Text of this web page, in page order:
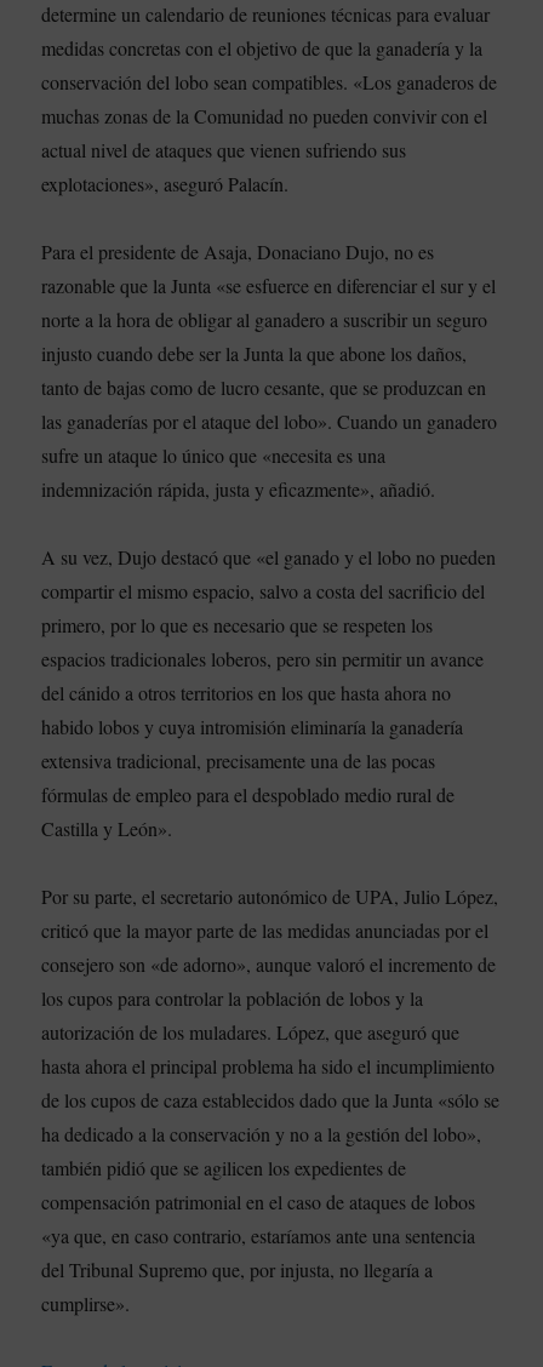
determine un calendario de reuniones técnicas para evaluar
medidas concretas con el objetivo de que la ganadería y la
conservación del lobo sean compatibles. «Los ganaderos de
muchas zonas de la Comunidad no pueden convivir con el
actual nivel de ataques que vienen sufriendo sus
explotaciones», aseguró Palacín.
Para el presidente de Asaja, Donaciano Dujo, no es
razonable que la Junta «se esfuerce en diferenciar el sur y el
norte a la hora de obligar al ganadero a suscribir un seguro
injusto cuando debe ser la Junta la que abone los daños,
tanto de bajas como de lucro cesante, que se produzcan en
las ganaderías por el ataque del lobo». Cuando un ganadero
sufre un ataque lo único que «necesita es una
indemnización rápida, justa y eficazmente», añadió.
A su vez, Dujo destacó que «el ganado y el lobo no pueden
compartir el mismo espacio, salvo a costa del sacrificio del
primero, por lo que es necesario que se respeten los
espacios tradicionales loberos, pero sin permitir un avance
del cánido a otros territorios en los que hasta ahora no
habido lobos y cuya intromisión eliminaría la ganadería
extensiva tradicional, precisamente una de las pocas
fórmulas de empleo para el despoblado medio rural de
Castilla y León».
Por su parte, el secretario autonómico de UPA, Julio López,
criticó que la mayor parte de las medidas anunciadas por el
consejero son «de adorno», aunque valoró el incremento de
los cupos para controlar la población de lobos y la
autorización de los muladares. López, que aseguró que
hasta ahora el principal problema ha sido el incumplimiento
de los cupos de caza establecidos dado que la Junta «sólo se
ha dedicado a la conservación y no a la gestión del lobo»,
también pidió que se agilicen los expedientes de
compensación patrimonial en el caso de ataques de lobos
«ya que, en caso contrario, estaríamos ante una sentencia
del Tribunal Supremo que, por injusta, no llegaría a
cumplirse».